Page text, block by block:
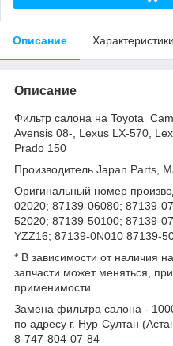
Описание Характеристики
Описание
Фильтр салона на Toyota
Avensis 08-, Lexus LX-570,
Prado 150
Производитель Japan Parts,
Оригинальный номер
02020; 87139-06080; 87139-
52020; 87139-50100; 87139-
YZZ16; 87139-0N010 87139-
* В зависимости от наличия
запчасти может меняться,
применимости.
Замена фильтра салона -
по адресу г. Нур-Султан
8-747-804-07-84